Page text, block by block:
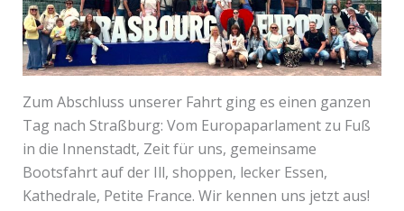
Zum Abschluss unserer Fahrt ging es einen ganzen
Tag nach Straßburg: Vom Europaparlament zu Fuß
in die Innenstadt, Zeit für uns, gemeinsame
Bootsfahrt auf der Ill, shoppen, lecker Essen,
Kathedrale, Petite France. Wir kennen uns jetzt aus!